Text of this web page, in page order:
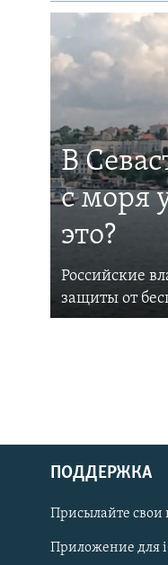
Українською
Qırımtatar
В
с моря
это?
Российские
защиты от
ПОДДЕРЖКА
Присылайте свои
Приложение для